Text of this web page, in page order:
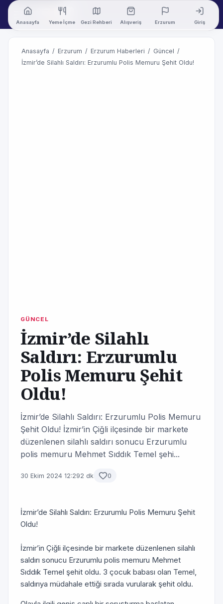
Anasayfa Yeme İçme Gezi Rehberi Alışveriş Erzurum Giriş
Anasayfa / Erzurum / Erzurum Haberleri / Güncel /
İzmir’de Silahlı Saldırı: Erzurumlu Polis Memuru Şehit Oldu!
GÜNCEL
İzmir’de Silahlı
Saldırı: Erzurumlu
Polis Memuru Şehit
Oldu!
İzmir’de Silahlı Saldırı: Erzurumlu Polis Memuru
Şehit Oldu! İzmir’in Çiğli ilçesinde bir markete
düzenlenen silahlı saldırı sonucu Erzurumlu
polis memuru Mehmet Sıddık Temel şehi...
30 Ekim 2024 12:292 dk 0
İzmir’de Silahlı Saldırı: Erzurumlu Polis Memuru Şehit
Oldu!
İzmir’in Çiğli ilçesinde bir markete düzenlenen silahlı
saldırı sonucu Erzurumlu polis memuru Mehmet
Sıddık Temel şehit oldu. 3 çocuk babası olan Temel,
saldırıya müdahale ettiği sırada vurularak şehit oldu.